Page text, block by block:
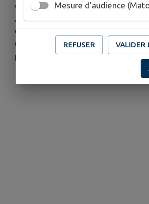
vendredi de 14h à 17h30
Accessible à tous et gratuit.
CONTACT :
04 58 57 03 02 –ciap@cc-peva.fr–
peva.fr/ciap
Mesure d'audience
REFUSER VALIDER